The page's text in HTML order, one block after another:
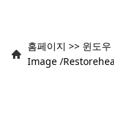
홈페이지 >> 윈도
Image /